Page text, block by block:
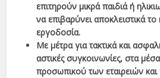
επιτηρούν μικρά παιδιά ή
να επιβαρύνει αποκλειστικά το
εργοδοσία.
Με μέτρα για τακτικά και
αστικές συγκοινωνίες, στα
προσωπικού των εταιρειών και